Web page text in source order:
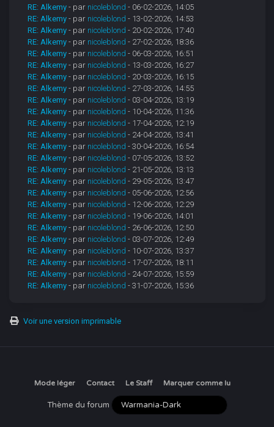
RE: Alkemy - par nicoleblond - 06-02-2026, 14:05
RE: Alkemy - par nicoleblond - 13-02-2026, 14:53
RE: Alkemy - par nicoleblond - 20-02-2026, 17:40
RE: Alkemy - par nicoleblond - 27-02-2026, 18:36
RE: Alkemy - par nicoleblond - 06-03-2026, 16:51
RE: Alkemy - par nicoleblond - 13-03-2026, 16:27
RE: Alkemy - par nicoleblond - 20-03-2026, 16:15
RE: Alkemy - par nicoleblond - 27-03-2026, 14:55
RE: Alkemy - par nicoleblond - 03-04-2026, 13:19
RE: Alkemy - par nicoleblond - 10-04-2026, 11:36
RE: Alkemy - par nicoleblond - 17-04-2026, 12:19
RE: Alkemy - par nicoleblond - 24-04-2026, 13:41
RE: Alkemy - par nicoleblond - 30-04-2026, 16:54
RE: Alkemy - par nicoleblond - 07-05-2026, 13:52
RE: Alkemy - par nicoleblond - 21-05-2026, 13:13
RE: Alkemy - par nicoleblond - 29-05-2026, 13:47
RE: Alkemy - par nicoleblond - 05-06-2026, 12:56
RE: Alkemy - par nicoleblond - 12-06-2026, 12:29
RE: Alkemy - par nicoleblond - 19-06-2026, 14:01
RE: Alkemy - par nicoleblond - 26-06-2026, 12:50
RE: Alkemy - par nicoleblond - 03-07-2026, 12:49
RE: Alkemy - par nicoleblond - 10-07-2026, 13:37
RE: Alkemy - par nicoleblond - 17-07-2026, 18:11
RE: Alkemy - par nicoleblond - 24-07-2026, 15:59
RE: Alkemy - par nicoleblond - 31-07-2026, 15:36
Voir une version imprimable
Mode léger Contact Le Staff Marquer comme lu
Thème du forum